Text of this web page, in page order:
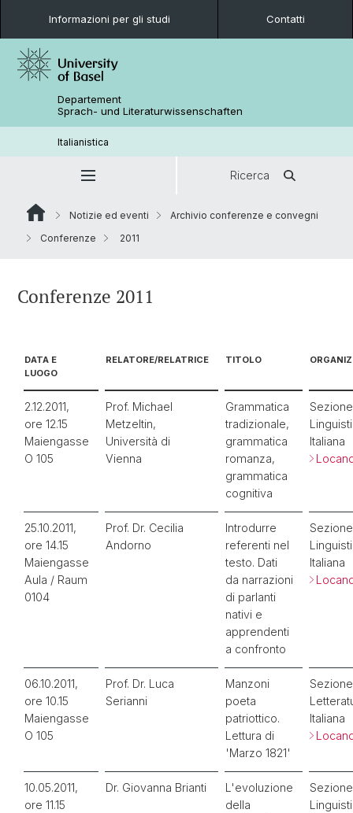
Informazioni per gli studi Contatti
Departement
Sprach- und Literaturwissenschaften
Italianistica
Ricerca
Notizie ed eventi
Archivio conferenze e convegni
Conferenze
2011
Conferenze 2011
DATA E
LUOGO
RELATORE/RELATRICE TITOLO
2.12.2011,
ore 12.15
Maiengasse
O 105
Prof. Michael
Metzeltin,
Università di
Vienna
Grammatica
tradizionale,
grammatica
romanza,
grammatica
cognitiva
Italiana
25.10.2011,
ore 14.15
Maiengasse
Aula / Raum
0104
Prof. Dr. Cecilia
Andorno
Introdurre
referenti nel
testo. Dati
da narrazioni
di parlanti
nativi e
apprendenti
a confronto
Italiana
06.10.2011,
ore 10.15
Maiengasse
O 105
Prof. Dr. Luca
Serianni
Manzoni
poeta
patriottico.
Lettura di
'Marzo 1821'
Italiana
10.05.2011,
ore 11.15
Dr. Giovanna Brianti
L'evoluzione
della